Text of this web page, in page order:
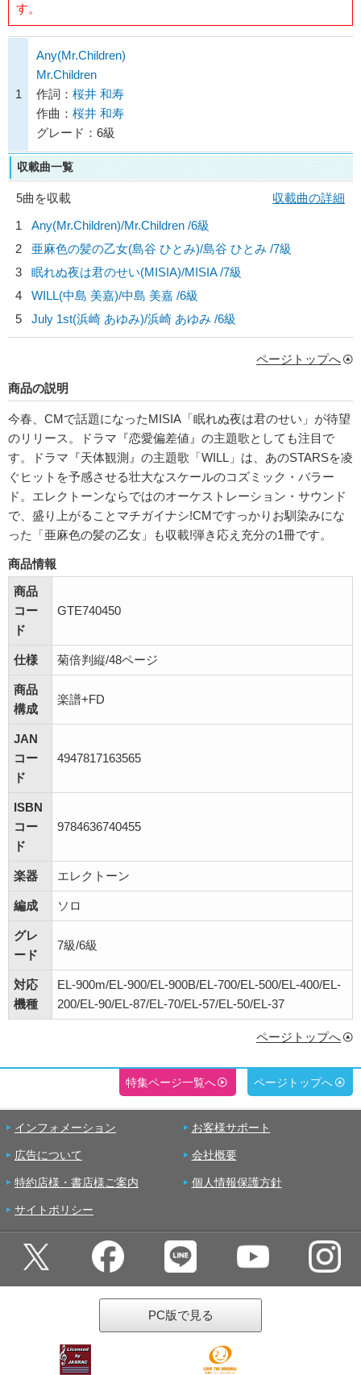
す。
1
Any(Mr.Children)
Mr.Children
作詞： 桜井 和寿
作曲： 桜井 和寿
グレード：6級
収載曲一覧
5曲を収載
収載曲の詳細
1
Any(Mr.Children)/Mr.Children /6級
2
亜麻色の髪の乙女(島谷 ひとみ)/島谷 ひとみ /7級
3
眠れぬ夜は君のせい(MISIA)/MISIA/7級
4
WILL(中島 美嘉)/中島 美嘉 /6級
5
July 1st(浜崎 あゆみ)/浜崎 あゆみ /6級
ページトップへ
商品の説明
今春、CMで話題になったMISIA「眠れぬ夜は君のせい」が待望
のリリース。ドラマ『恋愛偏差値』の主題歌としても注目で
す。ドラマ『天体観測』の主題歌「WILL」は、あのSTARSを凌
ぐヒットを予感させる壮大なスケールのコズミック・バラー
ド。エレクトーンならではのオーケストレーション・サウンド
で、盛り上がることマチガイナシ!CMですっかりお馴染みにな
った「亜麻色の髪の乙女」も収載!弾き応え充分の1冊です。
商品情報
商品
コー
ド
GTE740450
仕様 菊倍判縦/48ページ
商品
構成
楽譜+FD
JAN
コー
ド
4947817163565
ISBN
コー
ド
9784636740455
楽器 エレクトーン
編成 ソロ
グレ
ード
7級/6級
対応
機種
EL-900m/EL-900/EL-900B/EL-700/EL-500/EL-400/EL-
200/EL-90/EL-87/EL-70/EL-57/EL-50/EL-37
ページトップへ
特集ページ一覧へ ページトップへ
インフォメーション お客様サポート
広告について 会社概要
特約店様・書店様ご案内 個人情報保護方針
サイトポリシー
PC版で見る